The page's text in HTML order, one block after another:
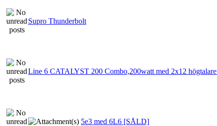
Supro Thunderbolt
Line 6 CATALYST 200 Combo,200watt med 2x12
5e3 med 6L6 [SÅLD]